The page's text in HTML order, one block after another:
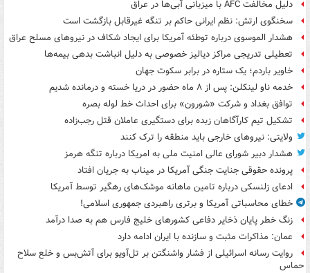
دلیل مخالفت AFC با میزبانی آبی‌ها در عراق
سخنگوی ارتش: نظم ایرانی حاکم بر تنگه غیرقابل بازگشت است
هشدار الموسوی درباره توطئه آمریکا برای ایجاد شکاف در نیروهای مسلح عراق
تعطیلی تدریجی مراکز دیالیز خصوصی به دلیل انباشت بدهی بیمه‌ها
خاویر باردم؛ یک ستاره در برابر سکوت جهان
خدمه ناو لینکلن: پس از ۸ ماه حضور در دریا خسته و درمانده‌ شدیم
توافق بغداد و شرکت «شورون» برای احداث خط لوله بصره
تشکیل تیم کارآگاهان زبده برای دستگیری عاملان قتل رجب‌زاده
ولایتی: نیروهای خارجی باید منطقه را ترک کنند
هشدار دبیر شورای عالی امنیت ملی به امریکا درباره تنگه هرمز
پرونده حقوقی جنایت جنگی آمریکا در میناب به جریان افتاد
ادعای زلنسکی درباره تامین ماهانه موشک‌های رهگیر توسط آمریکا
خطای محاسباتی آمریکا و برتری راهبردی جمهوری اسلامی!
زنگ خطر پایان ذخایر دفاعی کشورهای خلیج فارس هم به صدا درآمد
عمان: مذاکرات مثبت و سازنده با ایران ادامه دارد
روایت رسانه اسرائیلی از فشار واشنگتن بر تل‌آویو برای آتش‌بس و خلع سلاح
حماس